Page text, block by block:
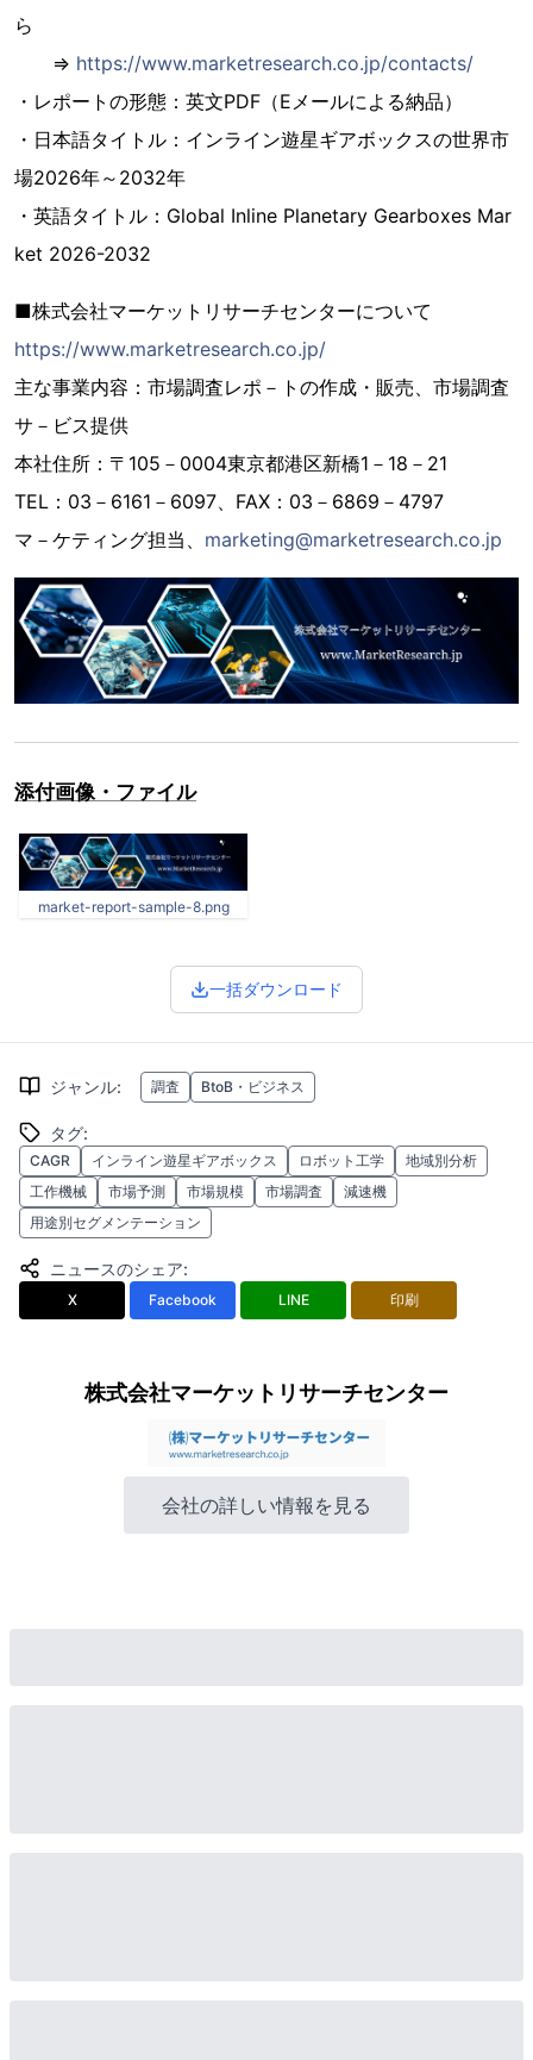
ら
⇒ https://www.marketresearch.co.jp/contacts/
・レポートの形態：英文PDF（Eメールによる納品）
・日本語タイトル：インライン遊星ギアボックスの世界市
場2026年～2032年
・英語タイトル：Global Inline Planetary Gearboxes Mar
ket 2026-2032
■株式会社マーケットリサーチセンターについて
https://www.marketresearch.co.jp/
主な事業内容：市場調査レポ－トの作成・販売、市場調査
サ－ビス提供
本社住所：〒105－0004東京都港区新橋1－18－21
TEL：03－6161－6097、FAX：03－6869－4797
マ－ケティング担当、 marketing@marketresearch.co.jp
添付画像・ファイル
market-report-sample-8.png
一括ダウンロード
ジャンル: 調査 BtoB・ビジネス
タグ:
CAGR インライン遊星ギアボックス ロボット工学
地域別分析
工作機械
市場予測 市場規模 市場調査
減速機
用途別セグメンテーション
ニュースのシェア:
X Facebook LINE 印刷
株式会社マーケットリサーチセンター
会社の詳しい情報を見る